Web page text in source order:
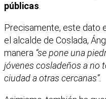
públicas.
Precisamente, este dato
el alcalde de Coslada,
manera “se pone una
jóvenes cosladeños a no
ciudad a otras cercanas”.